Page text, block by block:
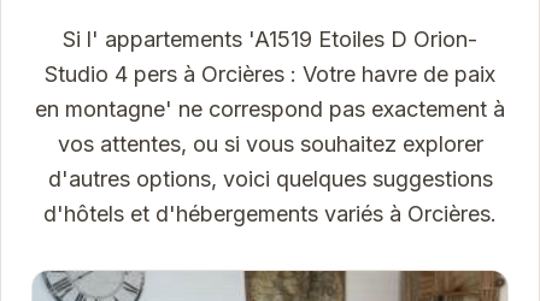
Si l' appartements 'A1519 Etoiles D Orion-
Studio 4 pers à Orcières : Votre havre de paix
en montagne' ne correspond pas exactement à
vos attentes, ou si vous souhaitez explorer
d'autres options, voici quelques suggestions
d'hôtels et d'hébergements variés à Orcières.